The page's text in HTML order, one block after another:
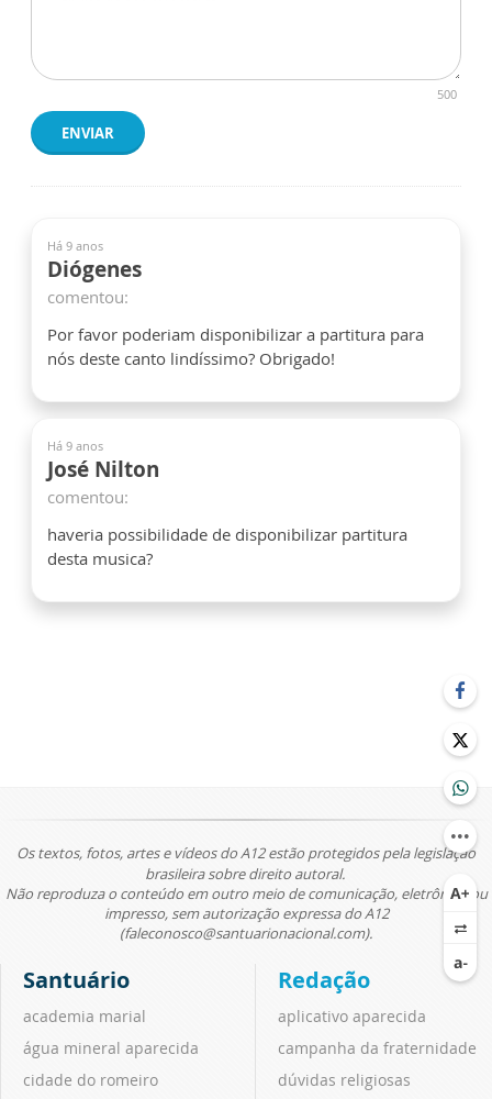
500
ENVIAR
Há 9 anos
Diógenes
comentou:
Por favor poderiam disponibilizar a partitura para
nós deste canto lindíssimo? Obrigado!
Há 9 anos
José Nilton
comentou:
haveria possibilidade de disponibilizar partitura
desta musica?
Os textos, fotos, artes e vídeos do A12 estão protegidos pela legislação
brasileira sobre direito autoral.
Não reproduza o conteúdo em outro meio de comunicação, eletrônico ou
impresso, sem autorização expressa do A12
(faleconosco@santuarionacional.com).
Santuário
academia marial
água mineral aparecida
cidade do romeiro
Redação
aplicativo aparecida
campanha da fraternidade
dúvidas religiosas